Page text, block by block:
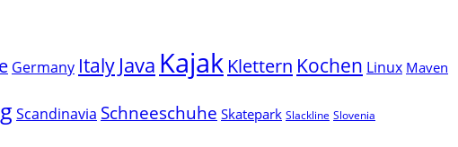
Germany Italy Java Kajak Klettern Kochen Linux Maven
Scandinavia Schneeschuhe Skatepark Slackline Slovenia